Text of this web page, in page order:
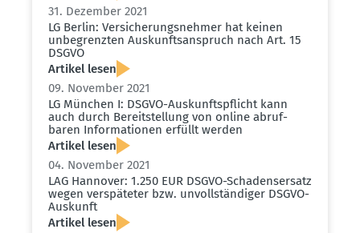
31. Dezember 2021
LG Berlin: Versi­che­rungs­nehmer hat keinen
unbegrenzten Auskunfts­an­spruch nach Art. 15
DSGVO
Artikel lesen
09. November 2021
LG München I: DSGVO-Auskunfts­pflicht kann
auch durch Bereit­stellung von online abruf­
baren Infor­ma­tionen erfüllt werden
Artikel lesen
04. November 2021
LAG Hannover: 1.250 EUR DSGVO-Schadens­ersatz
wegen verspä­teter bzw. unvoll­stän­diger DSGVO-
Auskunft
Artikel lesen